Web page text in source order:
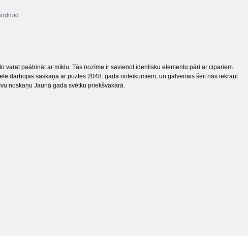
varat paātrināt ar mīklu. Tās nozīme ir savienot identisku elementu pāri ar cipariem.
darbojas saskaņā ar puzles 2048. gada noteikumiem, un galvenais šeit nav iekraut
noskaņu Jaunā gada svētku priekšvakarā.